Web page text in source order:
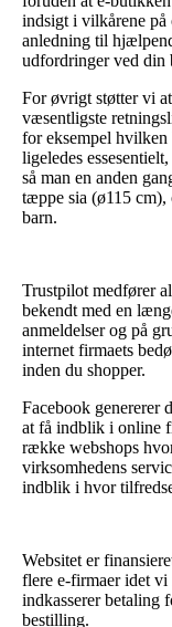
indsigt i vilkårene
anledning til
udfordringer ved din
For øvrigt støtter vi
væsentligste
for eksempel hvilken
ligeledes
så man en anden
tæppe sia (ø115 cm),
barn.
Trustpilot medfører
bekendt med en
anmeldelser og på
internet firmaets
inden du shopper.
Facebook genererer
at få indblik i online
række webshops
virksomhedens
indblik i hvor
Websitet er
flere e-firmaer idet
indkasserer betaling
bestilling.